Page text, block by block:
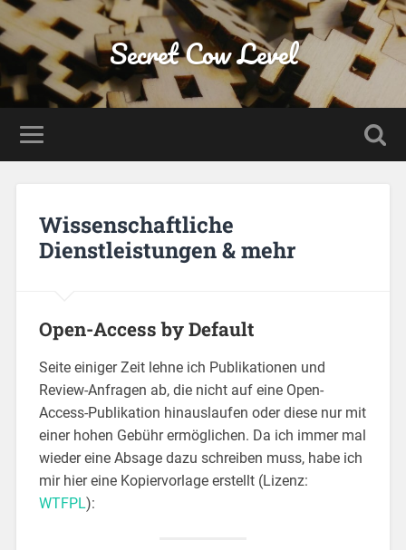
Secret Cow Level
Wissenschaftliche
Dienstleistungen & mehr
Open-Access by Default
Seite einiger Zeit lehne ich Publikationen und
Review-Anfragen ab, die nicht auf eine Open-
Access-Publikation hinauslaufen oder diese nur mit
einer hohen Gebühr ermöglichen. Da ich immer mal
wieder eine Absage dazu schreiben muss, habe ich
mir hier eine Kopiervorlage erstellt (Lizenz:
WTFPL):